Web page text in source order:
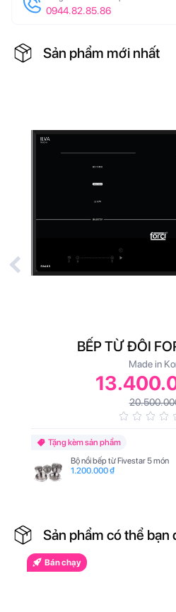
0944.82.85.86
Sản phẩm mới nhất
BẾP TỪ ĐÔI
Made in
Tặng kèm sản phẩm
Bộ nồi bếp từ Fivestar 5 món
1.200.000 ₫
Sản phẩm có thể bạn
Bán chạy